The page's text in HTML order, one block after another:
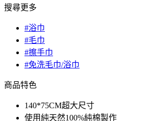
搜尋更多
#浴巾
#毛巾
#擦手巾
#免洗毛巾/浴巾
商品特色
140*75CM超大尺寸
使用純天然100%純棉製作